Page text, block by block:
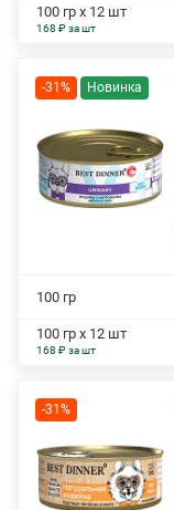
100 гр х 12 шт
168 ₽ за шт
-31%
100 гр
100 гр х 12 шт
168 ₽ за шт
-31%